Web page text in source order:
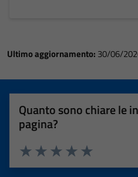
Ultimo aggiornamento: 30/06/
Quanto sono chiare le
pagina?
Valuta 5
Valuta 4 stelle su
Valuta 3 stelle su 5
Valuta 2 stelle su 5
Valuta 1 stelle su 5